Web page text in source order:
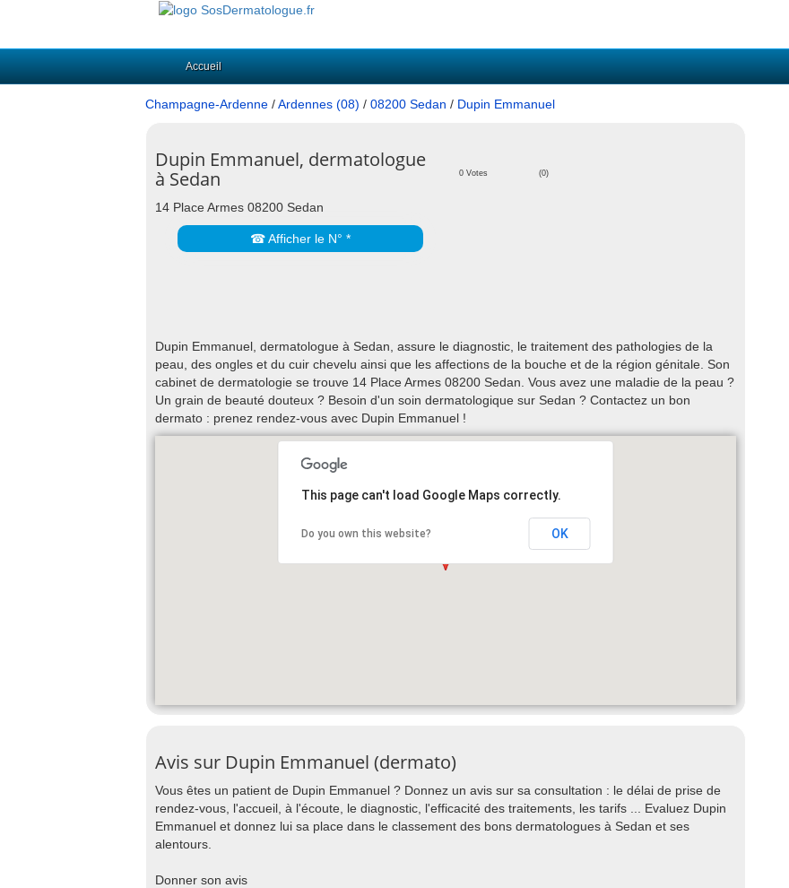
Accueil
Champagne-Ardenne /Ardennes (08) / 08200 Sedan / Dupin Emmanuel
Dupin Emmanuel, dermatologue
à Sedan
0 Votes (0)
14 Place Armes 08200 Sedan
☎ Afficher le N° *
Dupin Emmanuel, dermatologue à Sedan, assure le diagnostic, le traitement des pathologies de la
peau, des ongles et du cuir chevelu ainsi que les affections de la bouche et de la région génitale. Son
cabinet de dermatologie se trouve 14 Place Armes 08200 Sedan. Vous avez une maladie de la peau ?
Un grain de beauté douteux ? Besoin d'un soin dermatologique sur Sedan ? Contactez un bon
dermato : prenez rendez-vous avec Dupin Emmanuel !
This page can't load Google Maps correctly.
Do you own this website? OK
Avis sur Dupin Emmanuel (dermato)
Vous êtes un patient de Dupin Emmanuel ? Donnez un avis sur sa consultation : le délai de prise de
rendez-vous, l'accueil, à l'écoute, le diagnostic, l'efficacité des traitements, les tarifs ... Evaluez Dupin
Emmanuel et donnez lui sa place dans le classement des bons dermatologues à Sedan et ses
alentours.
Donner son avis